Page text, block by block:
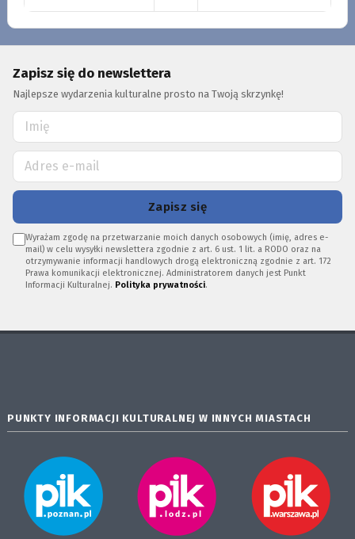
Zapisz się do newslettera
Najlepsze wydarzenia kulturalne prosto na Twoją skrzynkę!
Zapisz się
Wyrażam zgodę na przetwarzanie moich danych osobowych (imię, adres e-
mail) w celu wysyłki newslettera zgodnie z art. 6 ust. 1 lit. a RODO oraz na
otrzymywanie informacji handlowych drogą elektroniczną zgodnie z art. 172
Prawa komunikacji elektronicznej. Administratorem danych jest Punkt
Informacji Kulturalnej. Polityka prywatności.
PUNKTY INFORMACJI KULTURALNEJ W INNYCH MIASTACH